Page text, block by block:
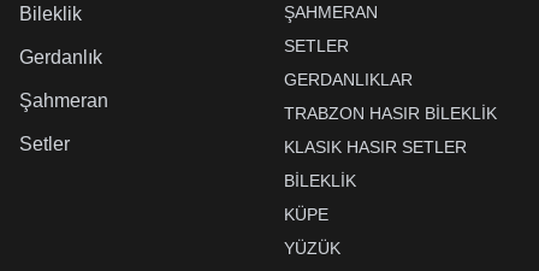
Bileklik
Gerdanlık
Şahmeran
Setler
ŞAHMERAN
SETLER
GERDANLIKLAR
TRABZON HASIR BILEKLIK
KLASIK HASIR SETLER
BİLEKLİK
KÜPE
YÜZÜK